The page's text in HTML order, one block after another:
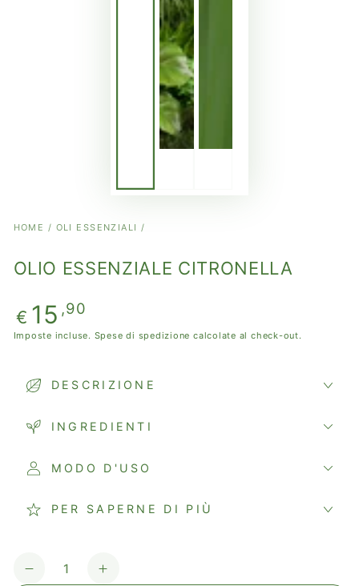
HOME / OLI ESSENZIALI /
OLIO ESSENZIALE CITRONELLA
Prezzo
regolare
€ 15 ,90
Imposte incluse. Spese di spedizione calcolate al check-out.
DESCRIZIONE
INGREDIENTI
MODO D'USO
PER SAPERNE DI PIÙ
Quantità
Diminuisci
Aumenta